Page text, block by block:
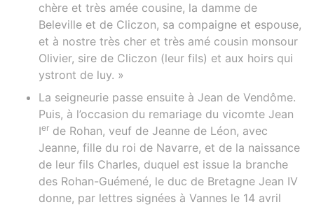
chère et très amée cousine, la damme de
Beleville et de Cliczon, sa compaigne et espouse,
et à nostre très cher et très amé cousin monsour
Olivier, sire de Cliczon (leur fils) et aux hoirs qui
ystront de luy. »
La seigneurie passe ensuite à Jean de Vendôme.
Puis, à l’occasion du remariage du vicomte Jean
Ier de Rohan, veuf de Jeanne de Léon, avec
Jeanne, fille du roi de Navarre, et de la naissance
de leur fils Charles, duquel est issue la branche
des Rohan-Guémené, le duc de Bretagne Jean IV
donne, par lettres signées à Vannes le 14 avril